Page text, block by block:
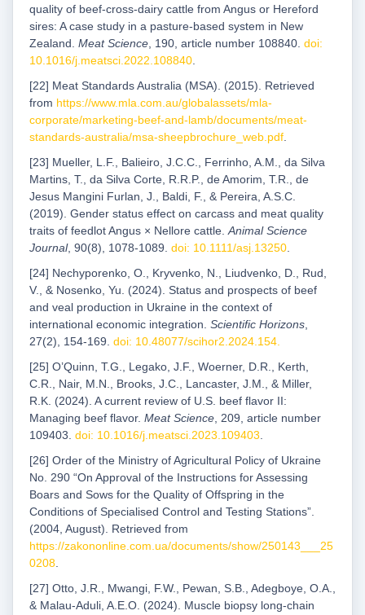
quality of beef-cross-dairy cattle from Angus or Hereford
sires: A case study in a pasture-based system in New
Zealand. Meat Science, 190, article number 108840. doi:
10.1016/j.meatsci.2022.108840.
[22] Meat Standards Australia (MSA). (2015). Retrieved
from https://www.mla.com.au/globalassets/mla-
corporate/marketing-beef-and-lamb/documents/meat-
standards-australia/msa-sheepbrochure_web.pdf.
[23] Mueller, L.F., Balieiro, J.C.C., Ferrinho, A.M., da Silva
Martins, T., da Silva Corte, R.R.P., de Amorim, T.R., de
Jesus Mangini Furlan, J., Baldi, F., & Pereira, A.S.C.
(2019). Gender status effect on carcass and meat quality
traits of feedlot Angus × Nellore cattle.Animal Science
Journal, 90(8), 1078-1089. doi: 10.1111/asj.13250.
[24] Nechyporenko, O., Kryvenko, N., Liudvenko, D., Rud,
V., & Nosenko, Yu. (2024). Status and prospects of beef
and veal production in Ukraine in the context of
international economic integration. Scientific Horizons,
27(2), 154-169. doi: 10.48077/scihor2.2024.154.
[25] O’Quinn, T.G., Legako, J.F., Woerner, D.R., Kerth,
C.R., Nair, M.N., Brooks, J.C., Lancaster, J.M., & Miller,
R.K. (2024). A current review of U.S. beef flavor II:
Managing beef flavor. Meat Science, 209, article number
109403. doi: 10.1016/j.meatsci.2023.109403.
[26] Order of the Ministry of Agricultural Policy of Ukraine
No. 290 “On Approval of the Instructions for Assessing
Boars and Sows for the Quality of Offspring in the
Conditions of Specialised Control and Testing Stations”.
(2004, August). Retrieved from
https://zakononline.com.ua/documents/show/250143___25
0208.
[27] Otto, J.R., Mwangi, F.W., Pewan, S.B., Adegboye, O.A.,
& Malau-Aduli, A.E.O. (2024). Muscle biopsy long-chain